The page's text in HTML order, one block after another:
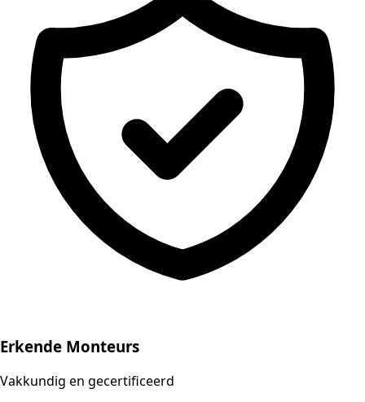
Erkende Monteurs
Vakkundig en gecertificeerd